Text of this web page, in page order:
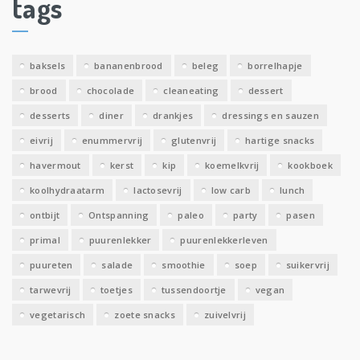
e
v
tags
baksels bananenbrood beleg borrelhapje
brood chocolade cleaneating dessert
desserts diner drankjes dressings en sauzen
eivrij enummervrij glutenvrij hartige snacks
havermout kerst kip koemelkvrij kookboek
koolhydraatarm lactosevrij low carb lunch
ontbijt Ontspanning paleo party pasen
primal puurenlekker puurenlekkerleven
puureten salade smoothie soep suikervrij
tarwevrij toetjes tussendoortje vegan
vegetarisch zoete snacks zuivelvrij